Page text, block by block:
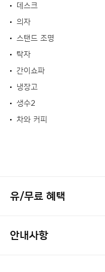
데스크
의자
스탠드 조명
탁자
간이쇼파
냉장고
생수2
차와 커피
유/무료 혜택
안내사항